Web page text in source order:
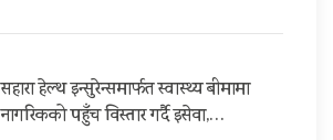
सहारा हेल्थ इन्सुरेन्समार्फत स्वास्थ्य बीमामा
नागरिकको पहुँच विस्तार गर्दै इसेवा,…